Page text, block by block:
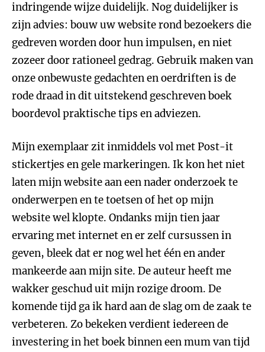
indringende wijze duidelijk. Nog duidelijker is
zijn advies: bouw uw website rond bezoekers die
gedreven worden door hun impulsen, en niet
zozeer door rationeel gedrag. Gebruik maken van
onze onbewuste gedachten en oerdriften is de
rode draad in dit uitstekend geschreven boek
boordevol praktische tips en adviezen.
Mijn exemplaar zit inmiddels vol met Post-it
stickertjes en gele markeringen. Ik kon het niet
laten mijn website aan een nader onderzoek te
onderwerpen en te toetsen of het op mijn
website wel klopte. Ondanks mijn tien jaar
ervaring met internet en er zelf cursussen in
geven, bleek dat er nog wel het één en ander
mankeerde aan mijn site. De auteur heeft me
wakker geschud uit mijn rozige droom. De
komende tijd ga ik hard aan de slag om de zaak te
verbeteren. Zo bekeken verdient iedereen de
investering in het boek binnen een mum van tijd